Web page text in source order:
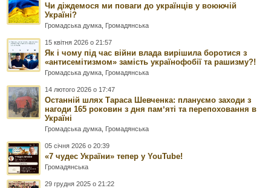
Чи діждемося ми поваги до українців у воюючій
Україні?
Громадська думка Громадянська
15 квітня 2026 о 21:57
Як і чому під час війни влада вирішила боротися з
«антисемітизмом» замість українофобії та рашизму?!
Громадська думка Громадянська
14 лютого 2026 о 17:47
Останній шлях Тараса Шевченка: плануємо заходи з
нагоди 165 роковин з дня памʼяті та перепоховання в
Україні
Громадська думка Громадянська
05 січня 2026 о 20:39
«7 чудес України» тепер у YouTube!
Громадянська
29 грудня 2025 о 21:22